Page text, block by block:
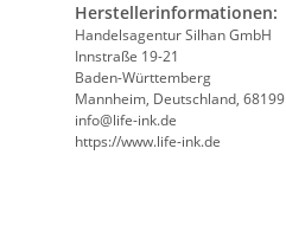
Herstellerinformationen:
Handelsagentur Silhan GmbH
Innstraße 19-21
Baden-Württemberg
Mannheim, Deutschland, 68199
info@life-ink.de
https://www.life-ink.de